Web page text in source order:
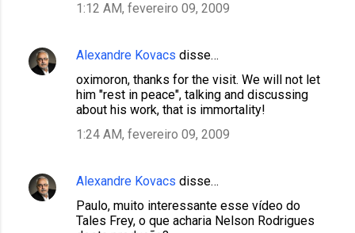
1:12 AM, fevereiro 09, 2009
Alexandre Kovacs disse…
oximoron, thanks for the visit. We will not let
him "rest in peace", talking and discussing
about his work, that is immortality!
1:24 AM, fevereiro 09, 2009
Alexandre Kovacs disse…
Paulo, muito interessante esse vídeo do
Tales Frey, o que acharia Nelson Rodrigues